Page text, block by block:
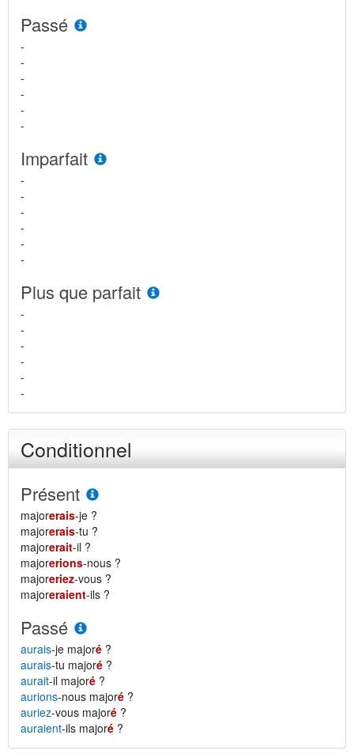
Passé
-
-
-
-
-
-
Imparfait
-
-
-
-
-
-
Plus que parfait
-
-
-
-
-
-
Conditionnel
Présent
majorerais-je ?
majorerais-tu ?
majorerait-il ?
majorerions-nous ?
majoreriez-vous ?
majoreraient-ils ?
Passé
aurais-je majoré ?
aurais-tu majoré ?
aurait-il majoré ?
aurions-nous majoré ?
auriez-vous majoré ?
auraient-ils majoré ?